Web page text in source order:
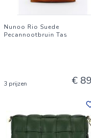
Nunoo Rio Suede
Pecannootbruin Tas
3 prijzen €